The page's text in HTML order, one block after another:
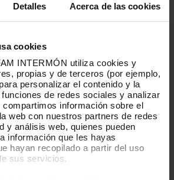
Detalles Acerca de las cookies
cookies
INTERMÓN utiliza cookies y
propias y de terceros (por ejemplo,
personalizar el contenido y la
de redes sociales y analizar
información sobre el
web con nuestros partners de redes
y análisis web, quienes pueden
información que les hayas
hayan recopilado a partir del uso
sus servicios.
centralizado, para evitar que